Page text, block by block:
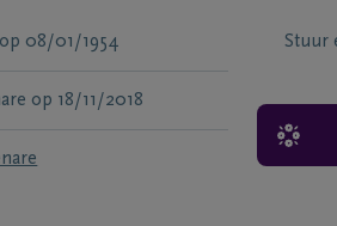
op 08/01/1954
op 18/11/2018
Stuur